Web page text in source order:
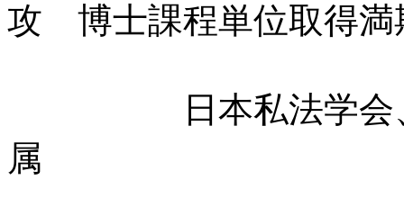
攻 博士課程単位取得満
日本私法学会、宗
属